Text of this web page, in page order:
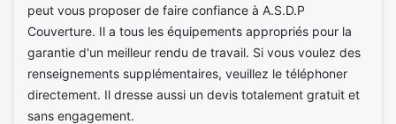
peut vous proposer de faire confiance à A.S.D.P
Couverture. Il a tous les équipements appropriés pour la
garantie d'un meilleur rendu de travail. Si vous voulez des
renseignements supplémentaires, veuillez le téléphoner
directement. Il dresse aussi un devis totalement gratuit et
sans engagement.